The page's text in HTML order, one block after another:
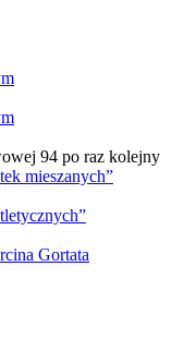
94 po raz kolejny
mieszanych”
Gortata